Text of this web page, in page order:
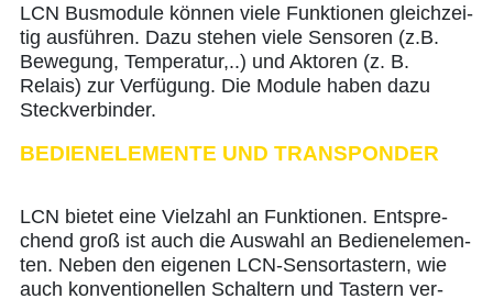
LCN Bus­mo­du­le kön­nen vie­le Funk­tio­nen gleich­zei­
tig aus­füh­ren. Dazu ste­hen vie­le Sen­so­ren (z.B.
Bewe­gung, Tem­pe­ra­tur,..) und Akto­ren (z. B.
Relais) zur Ver­fü­gung. Die Modu­le haben dazu
Steckverbinder.
BEDIEN­ELE­MEN­TE UND TRANSPONDER
LCN bie­tet eine Viel­zahl an Funk­tio­nen. Ent­spre­
chend groß ist auch die Aus­wahl an Bedien­ele­men­
ten. Neben den eige­nen LCN-Sen­sor­tas­tern, wie
auch kon­ven­tio­nel­len Schal­tern und Tas­tern ver­